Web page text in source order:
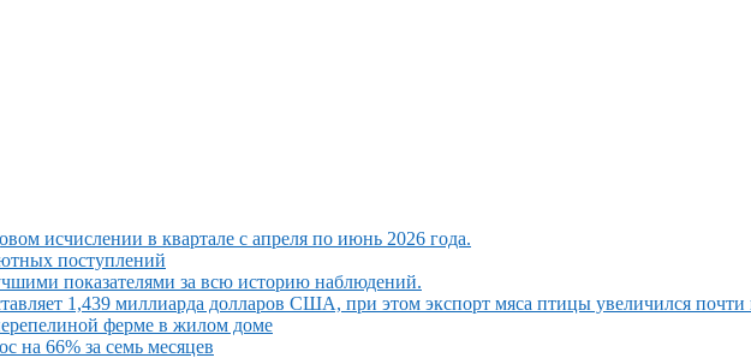
исчислении в квартале с апреля по июнь 2026 года.
поступлений
показателями за всю историю наблюдений.
1,439 миллиарда долларов США, при этом экспорт мяса птицы увеличился почти
ферме в жилом доме
на 66% за семь месяцев